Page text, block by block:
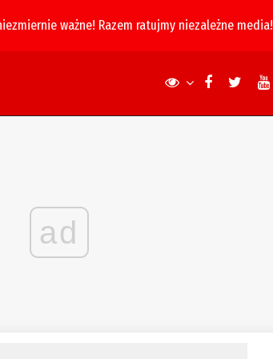
ważne! Razem ratujmy niezależne media!
ad